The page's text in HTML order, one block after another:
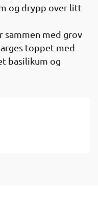
og drypp over litt
sammen med grov
toppet med
basilikum og